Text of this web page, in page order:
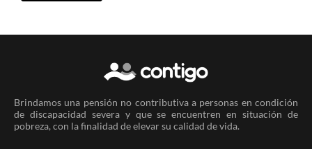
Brindamos una pensión no contributiva a personas en condición
de discapacidad severa y que se encuentren en situación de
pobreza, con la finalidad de elevar su calidad de vida.